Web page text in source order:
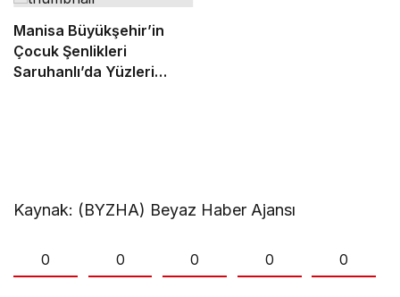
Manisa Büyükşehir’in
Çocuk Şenlikleri
Saruhanlı’da Yüzleri
Kaynak: (BYZHA) Beyaz Haber Ajansı
0 0 0 0 0